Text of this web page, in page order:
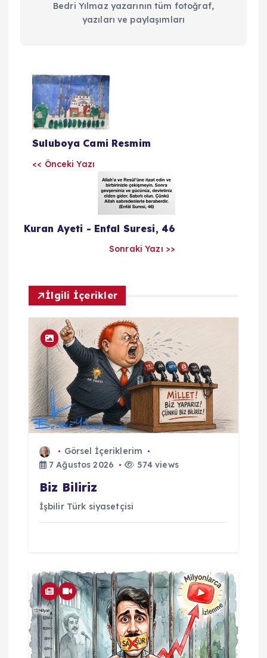
Bedri Yılmaz yazarının tüm fotoğraf,
yazıları ve paylaşımları
Y
a
z
a
m
Suluboya Cami Resmim
<< Önceki Yazı
Kuran Ayeti - Enfal Suresi, 46
Sonraki Yazı >>
İlgili İçerikler
Görsel İçeriklerim
7 Ağustos 2026
574 views
Biz Biliriz
İşbilir Türk siyasetçisi